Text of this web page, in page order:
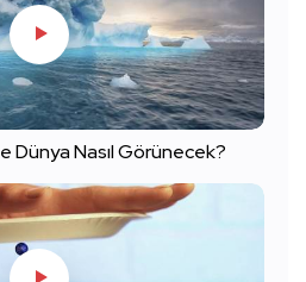
Dünya Nasıl Görünecek?